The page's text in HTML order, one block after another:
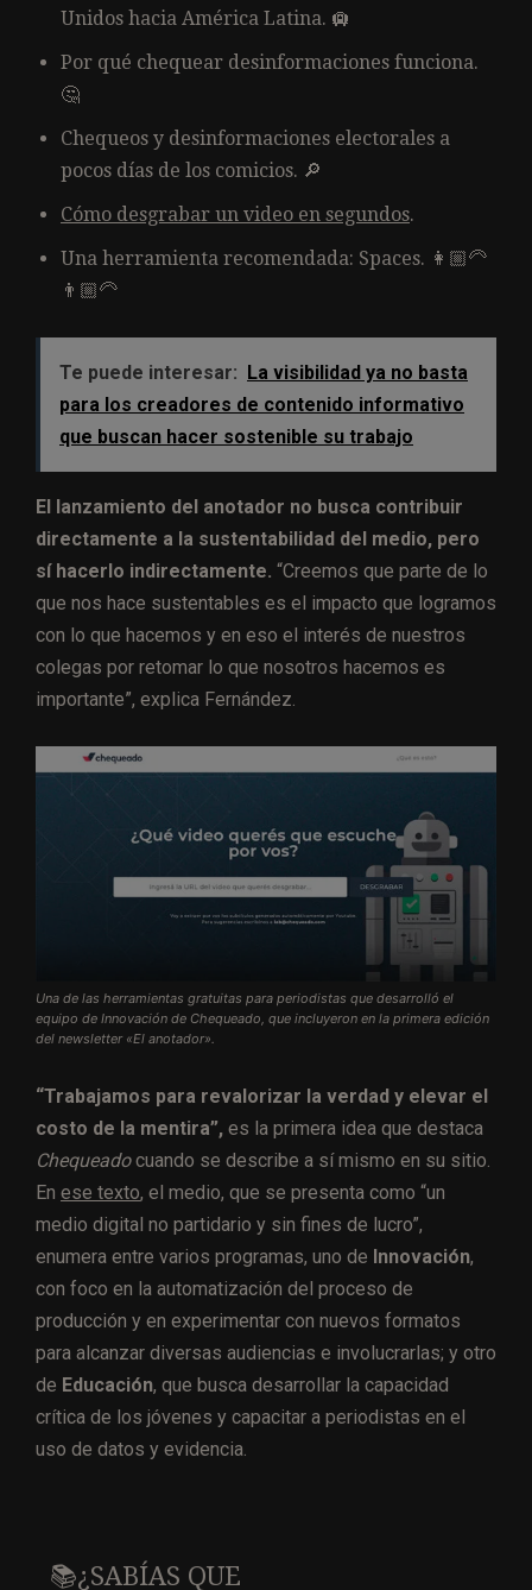
Unidos hacia América Latina. 🛄
Por qué chequear desinformaciones funciona.
🤔
Chequeos y desinformaciones electorales a
pocos días de los comicios. 🔎
Cómo desgrabar un video en segundos.
Una herramienta recomendada: Spaces. 👩🏼‍🦳
👨🏼‍🦳
Te puede interesar:
La visibilidad ya no basta
para los creadores de contenido informativo
que buscan hacer sostenible su trabajo
El lanzamiento del anotador no busca contribuir
directamente a la sustentabilidad del medio, pero
sí hacerlo indirectamente. “Creemos que parte de lo
que nos hace sustentables es el impacto que logramos
con lo que hacemos y en eso el interés de nuestros
colegas por retomar lo que nosotros hacemos es
importante”, explica Fernández.
Una de las herramientas gratuitas para periodistas que desarrolló el
equipo de Innovación de Chequeado, que incluyeron en la primera edición
del newsletter «El anotador».
“Trabajamos para revalorizar la verdad y elevar el
costo de la mentira”, es la primera idea que destaca
Chequeadocuando se describe a sí mismo en su sitio.
En ese texto, el medio, que se presenta como “un
medio digital no partidario y sin fines de lucro”,
enumera entre varios programas, uno de Innovación,
con foco en la automatización del proceso de
producción y en experimentar con nuevos formatos
para alcanzar diversas audiencias e involucrarlas; y otro
de Educación, que busca desarrollar la capacidad
crítica de los jóvenes y capacitar a periodistas en el
uso de datos y evidencia.
📚¿SABÍAS QUE